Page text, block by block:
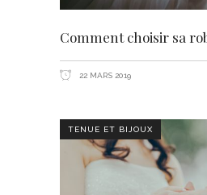
Comment choisir sa
22 MARS 2019
TENUE ET BIJOUX